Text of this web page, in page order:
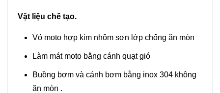
Vật liệu chế tạo.
Vỏ moto hợp kim nhôm sơn lớp chống ăn mòn
Làm mát moto bằng cánh quạt gió
Buồng bơm và cánh bơm bằng inox 304 không
ăn mòn .